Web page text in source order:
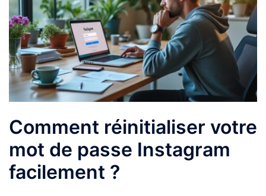
Comment réinitialiser votre
mot de passe Instagram
facilement ?